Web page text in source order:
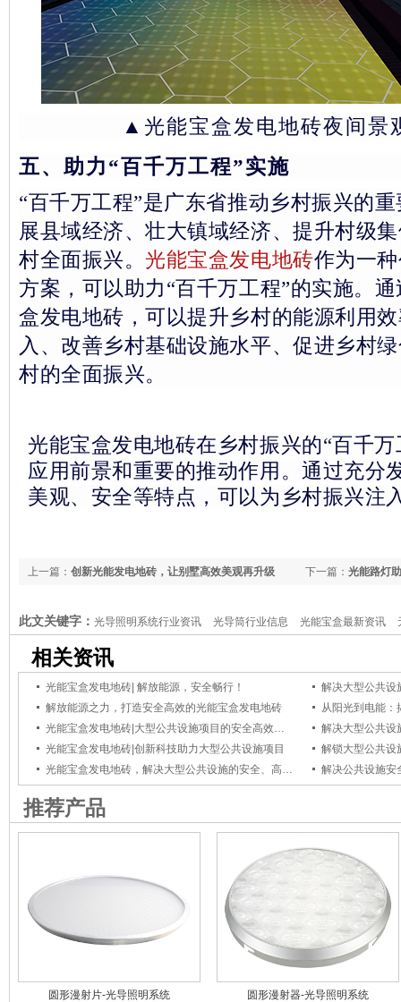
▲ 光能宝盒发电地砖夜间景
五、助力“百千万工程”实施
“百千万工程”是广东省推动乡村振兴的
展县域经济、壮大镇域经济、提升村级
村全面振兴。 光能宝盒发电地砖作为一
方案，可以助力“百千万工程”的实施。
盒发电地砖，可以提升乡村的能源利用
入、改善乡村基础设施水平、促进乡村
村的全面振兴。
光能宝盒发电地砖在乡村振兴的“百千
应用前景和重要的推动作用。通过充分
美观、安全等特点，可以为乡村振兴注
下一篇： 光能路灯
上一篇： 创新光能发电地砖，让别墅高效美观再升级
此文关键字： 光导照明系统行业资讯 光导筒行业信息 光能宝盒最新资讯
相关资讯
光能宝盒发电地砖| 解放能源，安全畅行！
解放能源之力，打造安全高效的光能宝盒发电地砖
光能宝盒发电地砖|大型公共设施项目的安全高效发电新选择
光能宝盒发电地砖|创新科技助力大型公共设施项目
光能宝盒发电地砖，解决大型公共设施的安全、高效发电和美观需求
解决公共设施安
推荐产品
圆形漫射片-光导照明系统 圆形漫射器-光导照明系统